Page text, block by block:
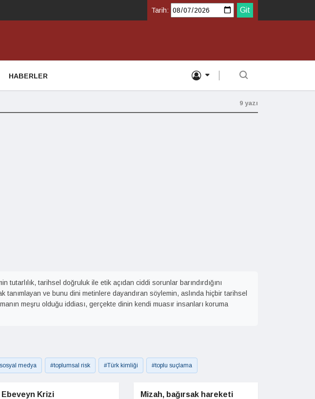
Tarih:
HABERLER
9 yazı
tarihsel doğruluk ile etik açıdan ciddi sorunlar barındırdığını
tanımlayan ve bunu dini metinlere dayandıran söylemin, aslında hiçbir tarihsel
meşru olduğu iddiası, gerçekte dinin kendi muasır insanları koruma
medya #toplumsal risk #Türk kimliği #toplu suçlama
Ebeveyn Krizi
Mizah, bağırsak hareketi